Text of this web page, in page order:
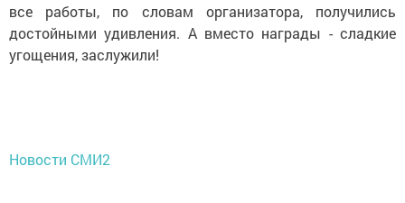
все работы, по словам организатора, получились
достойными удивления. А вместо награды - сладкие
угощения, заслужили!
Новости СМИ2